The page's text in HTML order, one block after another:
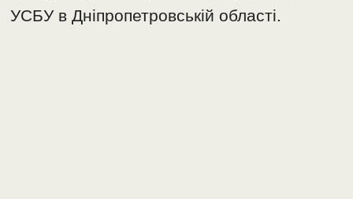
УСБУ в Дніпропетровській області.